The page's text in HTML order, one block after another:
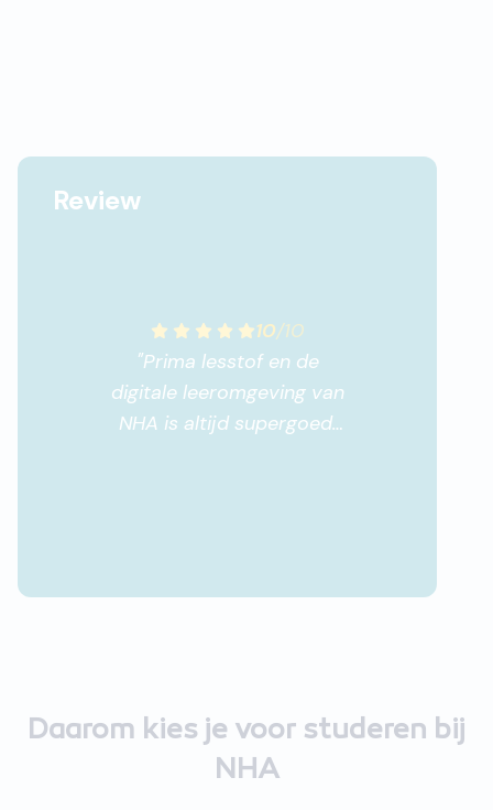
Review
10/10
"Prima lesstof en de
digitale leeromgeving van
NHA is altijd supergoed.
Daarom kies je voor studeren bij
NHA